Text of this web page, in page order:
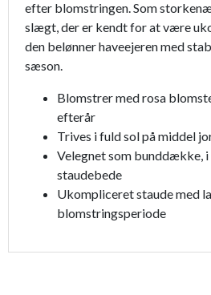
efter blomstringen. Som
slægt, der er kendt for at være
den belønner haveejeren med
sæson.
Blomstrer med rosa
efterår
Trives i fuld sol på middel
Velegnet som bunddække,
staudebede
Ukompliceret staude med
blomstringsperiode